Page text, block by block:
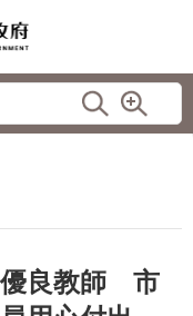
優良教師 市